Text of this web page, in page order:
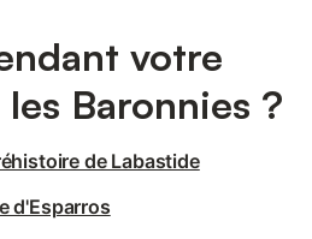
votre
Baronnies ?
de Labastide
d'Esparros